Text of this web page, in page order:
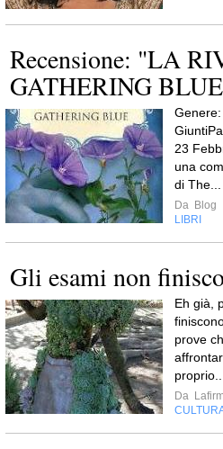
Recensione: "LA
GATHERING
23
una
di The...
Da Blog
LIBRI
Gli esami non
Eh già,
prove
Da